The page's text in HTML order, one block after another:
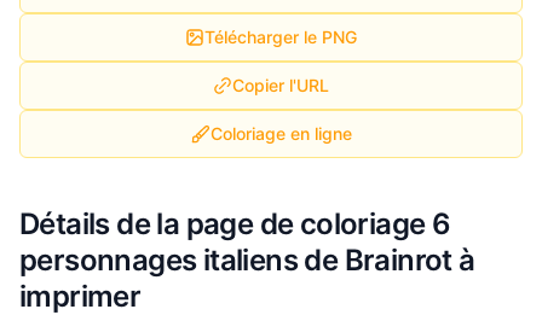
Télécharger le PNG
Copier l'URL
Coloriage en ligne
Détails de la page de coloriage 6
personnages italiens de Brainrot à
imprimer